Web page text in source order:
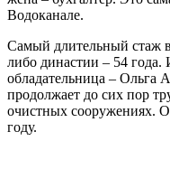
Водоканале.
Самый длительный стаж
либо династии – 54 года.
обладательница – Ольга
продолжает до сих пор
очистных сооружениях.
году.